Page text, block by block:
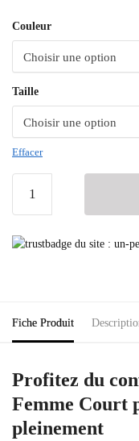
Couleur
Taille
Effacer
Fiche Produit
Profitez du
Femme Court
pleinement